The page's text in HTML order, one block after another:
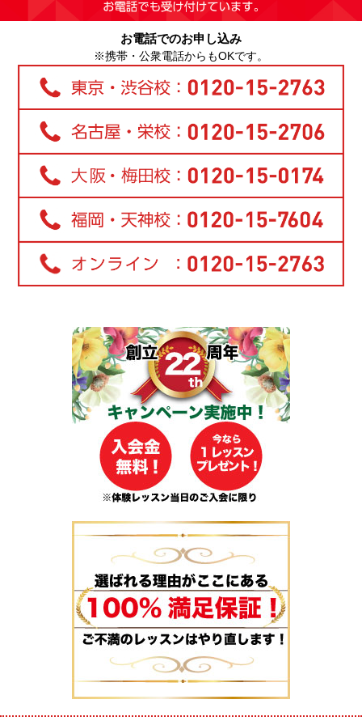
お電話でのお申し込み
※携帯・公衆電話からもOKです。